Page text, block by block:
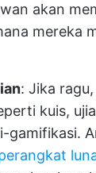
akan
mereka
: Jika
kuis,
gamifikasi.